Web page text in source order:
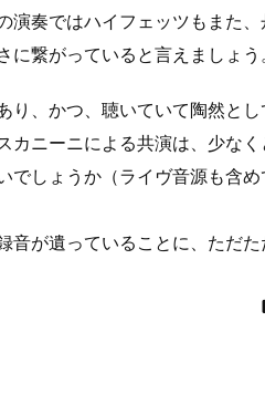
演奏ではハイフェッツもまた
に繋がっていると言えましょう
り、かつ、聴いていて陶然とし
カニーニによる共演は、少な
でしょうか（ライヴ音源も含
音が遺っていることに、ただた